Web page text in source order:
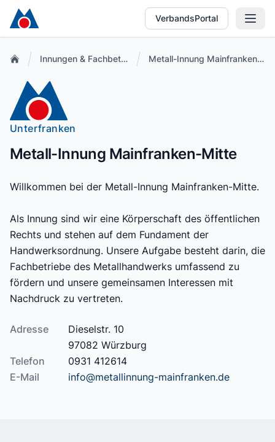
VerbandsPortal
Innungen & Fachbetriebe Metall-Innung Mainfranken-Mitte
Unterfranken
Metall-Innung Mainfranken-Mitte
Willkommen bei der Metall-Innung Mainfranken-Mitte.
Als Innung sind wir eine Körperschaft des öffentlichen
Rechts und stehen auf dem Fundament der
Handwerksordnung. Unsere Aufgabe besteht darin, die
Fachbetriebe des Metallhandwerks umfassend zu
fördern und unsere gemeinsamen Interessen mit
Nachdruck zu vertreten.
Adresse
Dieselstr. 10
97082 Würzburg
Telefon
0931 412614
E-Mail
info@metallinnung-mainfranken.de